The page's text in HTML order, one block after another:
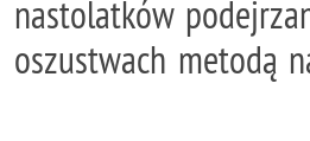
nastolatków
oszustwach metodą